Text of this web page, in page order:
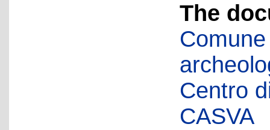
The
Centro
CASVA